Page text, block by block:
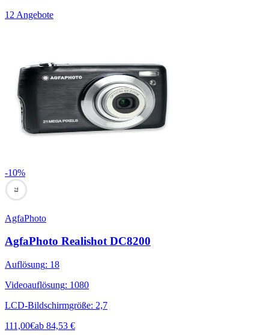
12 Angebote
-10%
73
AgfaPhoto
AgfaPhoto Realishot DC8200
Auflösung: 18
Videoauflösung: 1080
LCD-Bildschirmgröße: 2,7
111,00€ab 84,53 €